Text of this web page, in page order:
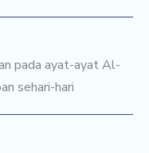
pada ayat-ayat Al-
sehari-hari